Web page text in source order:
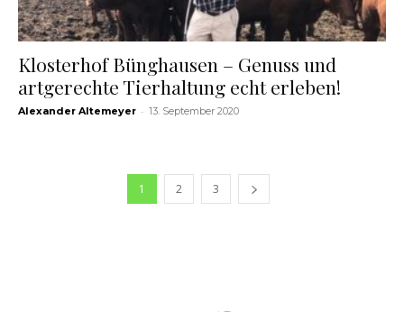
Klosterhof Bünghausen – Genuss und
artgerechte Tierhaltung echt erleben!
Alexander Altemeyer - 13. September 2020
1 2 3